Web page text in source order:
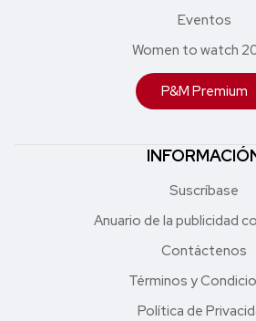
Eventos
Women to watch
P&M Premium
Suscríbase
Anuario de la publicidad
Contáctenos
Términos y
Política de